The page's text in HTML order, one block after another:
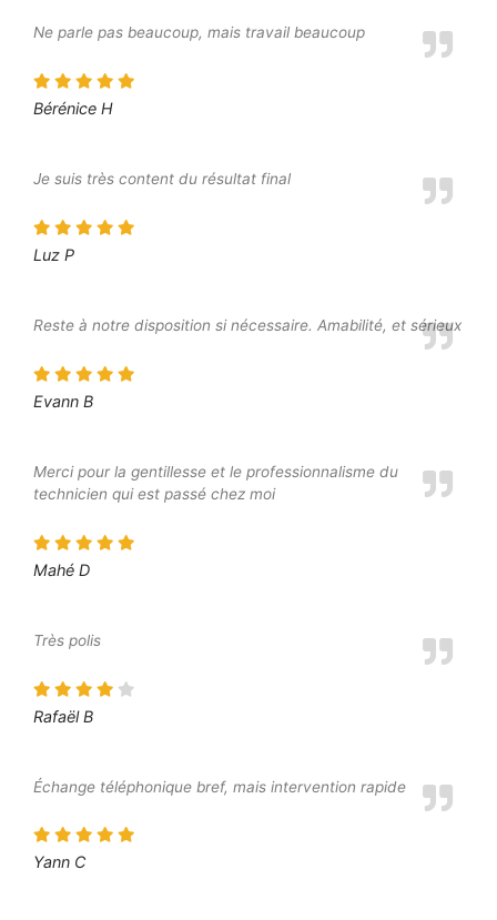
Ne parle pas beaucoup, mais travail beaucoup
Bérénice H
Je suis très content du résultat final
Luz P
Reste à notre disposition si nécessaire. Amabilité, et sérieux
Evann B
Merci pour la gentillesse et le professionnalisme du
technicien qui est passé chez moi
Mahé D
Très polis
Rafaël B
Échange téléphonique bref, mais intervention rapide
Yann C